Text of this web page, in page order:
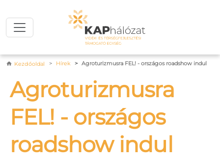
Morzsa
Kezdőoldal Hírek Agroturizmusra FEL! - országos roadshow indul
Agroturizmusra
FEL! - országos
roadshow indul